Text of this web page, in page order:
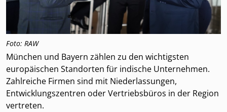
Foto: RAW
München und Bayern zählen zu den wichtigsten
europäischen Standorten für indische Unternehmen.
Zahlreiche Firmen sind mit Niederlassungen,
Entwicklungszentren oder Vertriebsbüros in der Region
vertreten.